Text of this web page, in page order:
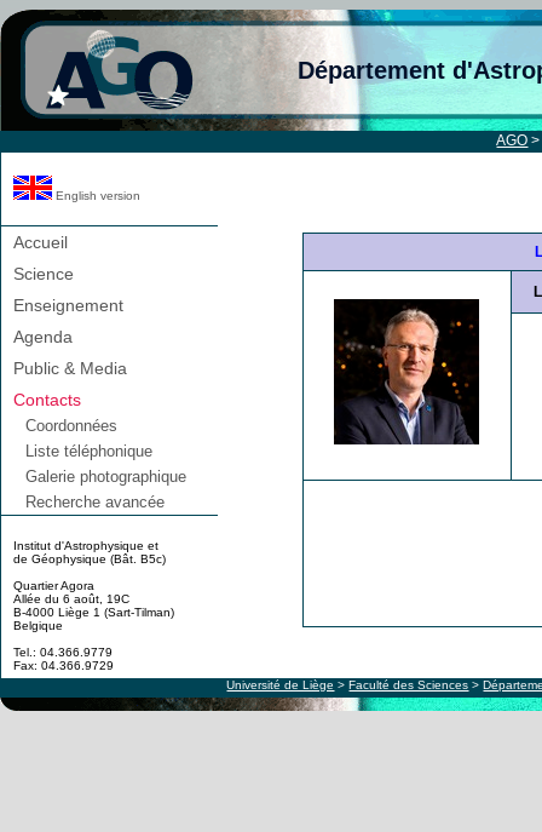
Département
AGO
English version
Accueil
Science
Enseignement
Agenda
Public & Media
Contacts
Coordonnées
Liste téléphonique
Galerie photographique
Recherche avancée
Institut d'Astrophysique et
de Géophysique (Bât. B5c)
Quartier Agora
Allée du 6 août, 19C
B-4000 Liège 1 (Sart-Tilman)
Belgique
Tel.: 04.366.9779
Fax: 04.366.9729
Université de Liège >Faculté des Sciences >